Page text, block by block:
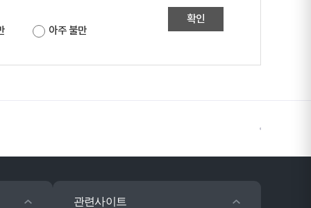
아주 불만
확인
관련사이트